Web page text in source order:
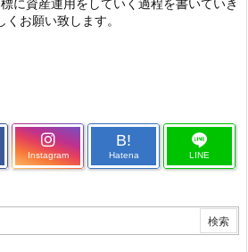
お願い致します。
Instagram
B!
Hatena LINE